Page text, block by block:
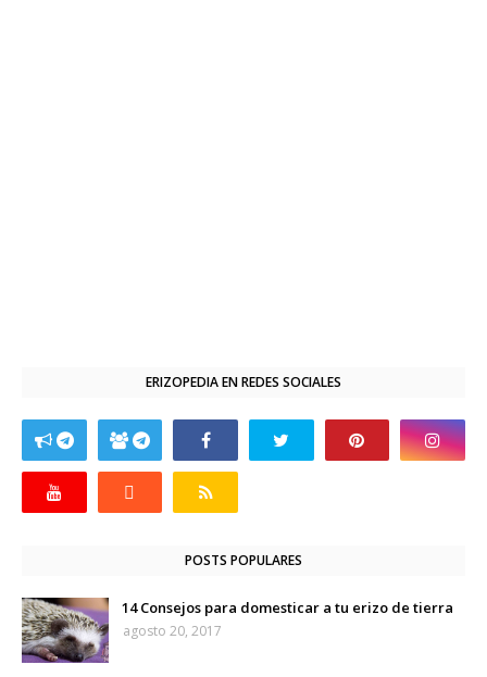
ERIZOPEDIA EN REDES SOCIALES
POSTS POPULARES
14 Consejos para domesticar a tu erizo de tierra
agosto 20, 2017